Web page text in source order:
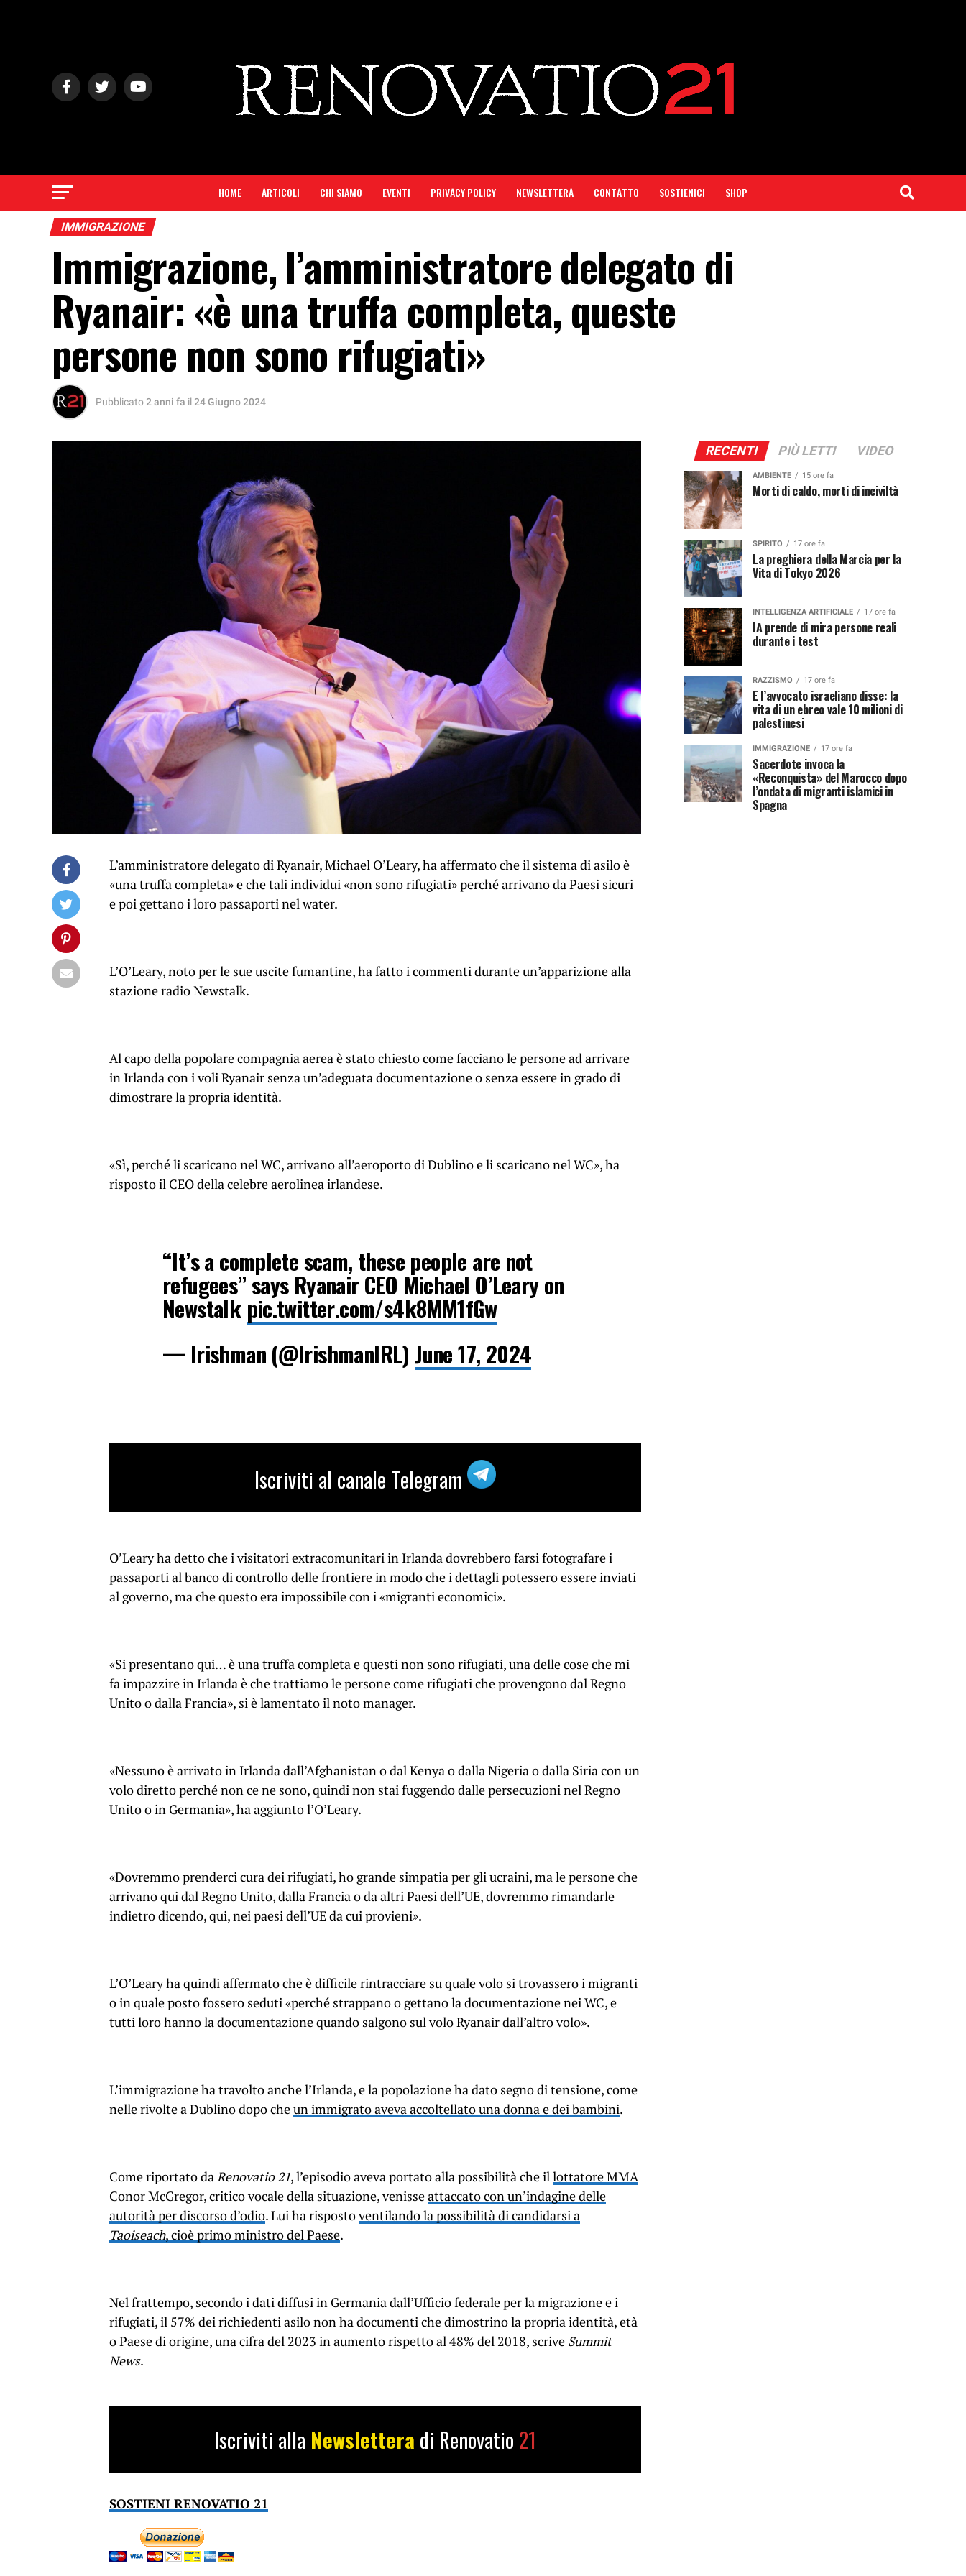
HOME ARTICOLI CHI SIAMO EVENTI PRIVACY POLICY NEWSLETTERA CONTATTO SOSTIENICI SHOP
IMMIGRAZIONE
Immigrazione, l’amministratore delegato di
Ryanair: «è una truffa completa, queste
persone non sono rifugiati»
Pubblicato2 anni fa il24 Giugno 2024
L’amministratore delegato di Ryanair, Michael O’Leary, ha affermato che il sistema di asilo è
«una truffa completa» e che tali individui «non sono rifugiati» perché arrivano da Paesi sicuri
e poi gettano i loro passaporti nel water.
L’O’Leary, noto per le sue uscite fumantine, ha fatto i commenti durante un’apparizione alla
stazione radio Newstalk.
Al capo della popolare compagnia aerea è stato chiesto come facciano le persone ad arrivare
in Irlanda con i voli Ryanair senza un’adeguata documentazione o senza essere in grado di
dimostrare la propria identità.
«Sì, perché li scaricano nel WC, arrivano all’aeroporto di Dublino e li scaricano nel WC», ha
risposto il CEO della celebre aerolinea irlandese.
“It’s a complete scam, these people are not
refugees” says Ryanair CEO Michael O’Leary on
Newstalk pic.twitter.com/s4k8MM1fGw
— Irishman (@IrishmanIRL) June 17, 2024
Iscriviti al canale Telegram
O’Leary ha detto che i visitatori extracomunitari in Irlanda dovrebbero farsi fotografare i
passaporti al banco di controllo delle frontiere in modo che i dettagli potessero essere inviati
al governo, ma che questo era impossibile con i «migranti economici».
«Si presentano qui… è una truffa completa e questi non sono rifugiati, una delle cose che mi
fa impazzire in Irlanda è che trattiamo le persone come rifugiati che provengono dal Regno
Unito o dalla Francia», si è lamentato il noto manager.
«Nessuno è arrivato in Irlanda dall’Afghanistan o dal Kenya o dalla Nigeria o dalla Siria con un
volo diretto perché non ce ne sono, quindi non stai fuggendo dalle persecuzioni nel Regno
Unito o in Germania», ha aggiunto l’O’Leary.
«Dovremmo prenderci cura dei rifugiati, ho grande simpatia per gli ucraini, ma le persone che
arrivano qui dal Regno Unito, dalla Francia o da altri Paesi dell’UE, dovremmo rimandarle
indietro dicendo, qui, nei paesi dell’UE da cui provieni».
L’O’Leary ha quindi affermato che è difficile rintracciare su quale volo si trovassero i migranti
o in quale posto fossero seduti «perché strappano o gettano la documentazione nei WC, e
tutti loro hanno la documentazione quando salgono sul volo Ryanair dall’altro volo».
L’immigrazione ha travolto anche l’Irlanda, e la popolazione ha dato segno di tensione, come
nelle rivolte a Dublino dopo cheun immigrato aveva accoltellato una donna e dei bambini.
Come riportato daRenovatio 21, l’episodio aveva portato alla possibilità che illottatore MMA
Conor McGregor, critico vocale della situazione, venisseattaccato con un’indagine delle
autorità per discorso d’odio. Lui ha rispostoventilando la possibilità di candidarsi a
Taoiseach, cioè primo ministro del Paese.
Nel frattempo, secondo i dati diffusi in Germania dall’Ufficio federale per la migrazione e i
rifugiati, il 57% dei richiedenti asilo non ha documenti che dimostrino la propria identità, età
o Paese di origine, una cifra del 2023 in aumento rispetto al 48% del 2018, scrive Summit
News.
Iscriviti alla Newslettera di Renovatio 21
SOSTIENI RENOVATIO 21
RECENTI PIÙ LETTI VIDEO
AMBIENTE 15 ore fa
Morti di caldo, morti di inciviltà
SPIRITO 17 ore fa
La preghiera della Marcia per la
Vita di Tokyo 2026
INTELLIGENZA ARTIFICIALE 17 ore fa
IA prende di mira persone reali
durante i test
RAZZISMO 17 ore fa
E l’avvocato israeliano disse: la
vita di un ebreo vale 10 milioni di
palestinesi
IMMIGRAZIONE 17 ore fa
Sacerdote invoca la
«Reconquista» del Marocco dopo
l’ondata di migranti islamici in
Spagna